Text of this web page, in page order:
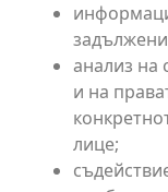
анализ на
и на
лице;